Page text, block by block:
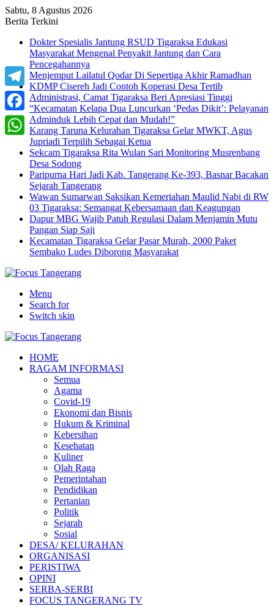
Sabtu, 8 Agustus 2026
Berita Terkini
Dokter Spesialis Jantung RSUD Tigaraksa Edukasi
Masyarakat Mengenal Penyakit Jantung dan Cara
Pencegahannya
Menjemput Lailatul Qodar Di Sepertiga Akhir Ramadhan
KDMP Cisereh Jadi Contoh Koperasi Desa Tertib
Administrasi, Camat Tigaraksa Beri Apresiasi Tinggi
“Kecamatan Kelapa Dua Luncurkan ‘Pedas Dikit’: Pelayanan
Adminduk Lebih Cepat dan Mudah!”
Karang Taruna Kelurahan Tigaraksa Gelar MWKT, Agus
Jupriadi Terpilih Sebagai Ketua
Sekcam Tigaraksa Rita Wulan Sari Monitoring Musrenbang
Desa Sodong
Paripurna Hari Jadi Kab. Tangerang Ke-393, Basnar Bacakan
Sejarah Tangerang
Wawan Sumarwan Saksikan Kemeriahan Maulid Nabi di RW
03 Tigaraksa: Semangat Kebersamaan dan Keagungan
Dapur MBG Wajib Patuh Regulasi Dalam Menjamin Mutu
Pangan Siap Saji
Kecamatan Tigaraksa Gelar Pasar Murah, 2000 Paket
Sembako Ludes Diborong Masyarakat
Menu
Search for
Switch skin
HOME
RAGAM INFORMASI
Semua
Agama
Covid-19
Ekonomi dan Bisnis
Hukum & Kriminal
Kebersihan
Kesehatan
Kuliner
Olah Raga
Pemerintahan
Pendidikan
Pertanian
Politik
Sejarah
Sosial
DESA/ KELURAHAN
ORGANISASI
PERISTIWA
OPINI
SERBA-SERBI
FOCUS TANGERANG TV
Telegram
Facebook
WhatsApp